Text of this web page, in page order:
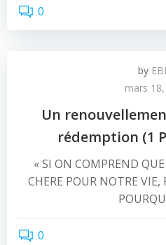
0
by
mars
Un
rédemption (1
« SI ON COMPREND
CHERE POUR NOTRE
0